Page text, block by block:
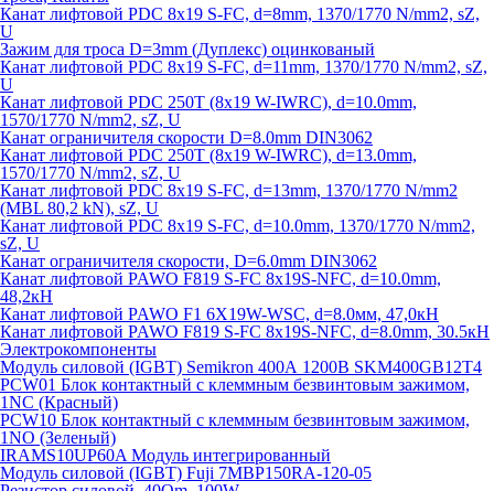
Канат лифтовой PDC 8x19 S-FC, d=8mm, 1370/1770 N/mm2, sZ,
U
Зажим для троса D=3mm (Дуплекс) оцинкованый
Канат лифтовой PDC 8x19 S-FC, d=11mm, 1370/1770 N/mm2, sZ,
U
Канат лифтовой PDC 250T (8x19 W-IWRC), d=10.0mm,
1570/1770 N/mm2, sZ, U
Канат ограничителя скорости D=8.0mm DIN3062
Канат лифтовой PDC 250T (8x19 W-IWRC), d=13.0mm,
1570/1770 N/mm2, sZ, U
Канат лифтовой PDC 8х19 S-FC, d=13mm, 1370/1770 N/mm2
(MBL 80,2 kN), sZ, U
Канат лифтовой PDC 8x19 S-FC, d=10.0mm, 1370/1770 N/mm2,
sZ, U
Канат ограничителя скорости, D=6.0mm DIN3062
Канат лифтовой PAWO F819 S-FC 8х19S-NFC, d=10.0mm,
48,2кН
Канат лифтовой PAWO F1 6X19W-WSC, d=8.0мм, 47,0кН
Канат лифтовой PAWO F819 S-FC 8х19S-NFC, d=8.0mm, 30.5кН
Электрокомпоненты
Модуль силовой (IGBT) Semikron 400А 1200В SKM400GB12T4
PCW01 Блок контактный с клеммным безвинтовым зажимом,
1NC (Красный)
PCW10 Блок контактный с клеммным безвинтовым зажимом,
1NO (Зеленый)
IRAMS10UP60A Модуль интегрированный
Модуль силовой (IGBT) Fuji 7MBP150RA-120-05